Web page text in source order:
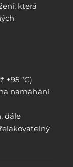
která
+95 °C)
namáhání
dále